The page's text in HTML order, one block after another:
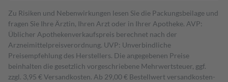
Zu Risiken und Nebenwirkungen lesen Sie die Packungsbeilage und
fragen Sie Ihre Ärztin, Ihren Arzt oder in Ihrer Apotheke. AVP:
Üblicher Apothekenverkaufspreis berechnet nach der
Arzneimittelpreisverordnung. UVP: Unverbindliche
Preisempfehlung des Herstellers. Die angegebenen Preise
beinhalten die gesetzlich vorgeschriebene Mehrwertsteuer, ggf.
zzgl. 3,95 € Versandkosten. Ab 29,00 € Bestell­wert versand­kosten­